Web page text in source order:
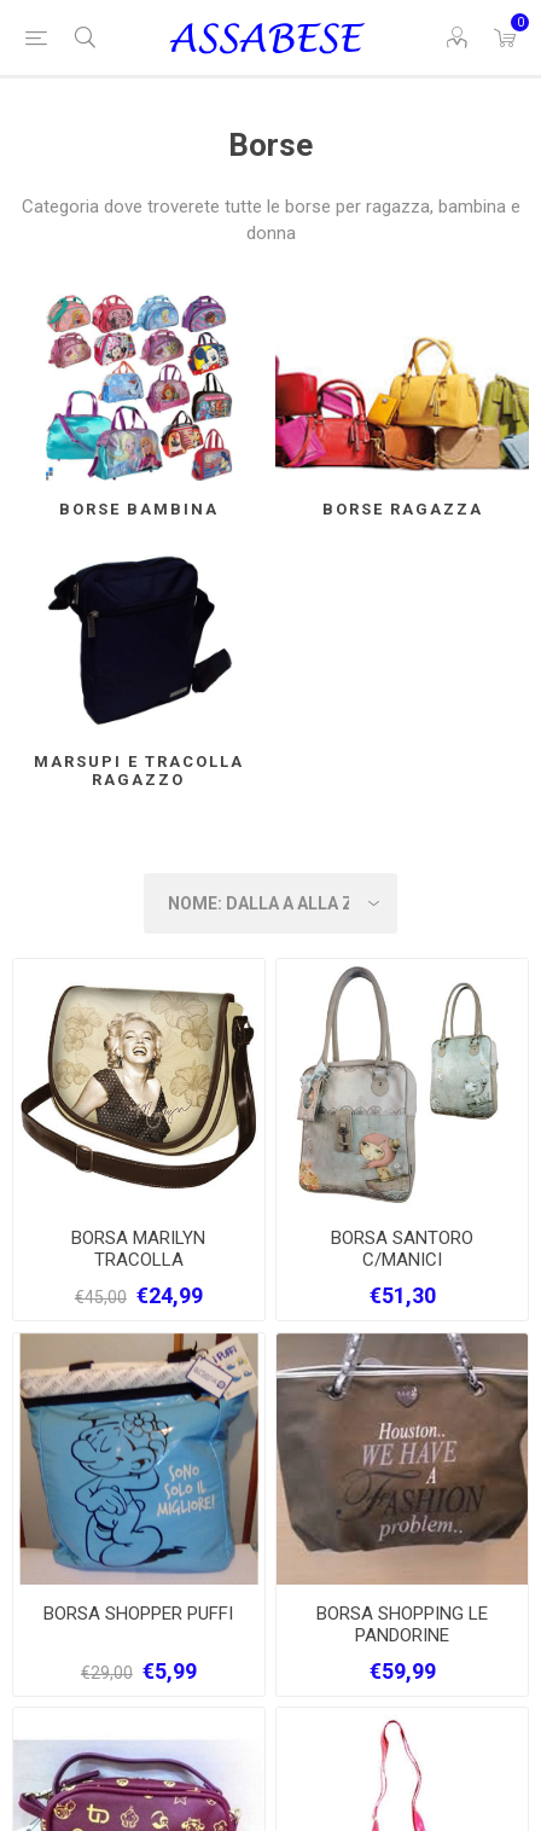
0
Borse
Categoria dove troverete tutte le borse per ragazza, bambina e
donna
BORSE BAMBINA BORSE RAGAZZA
MARSUPI E TRACOLLA
RAGAZZO
BORSA MARILYN
TRACOLLA
€45,00 €24,99
BORSA SANTORO
C/MANICI
€51,30
BORSA SHOPPER PUFFI
€29,00 €5,99
BORSA SHOPPING LE
PANDORINE
€59,99